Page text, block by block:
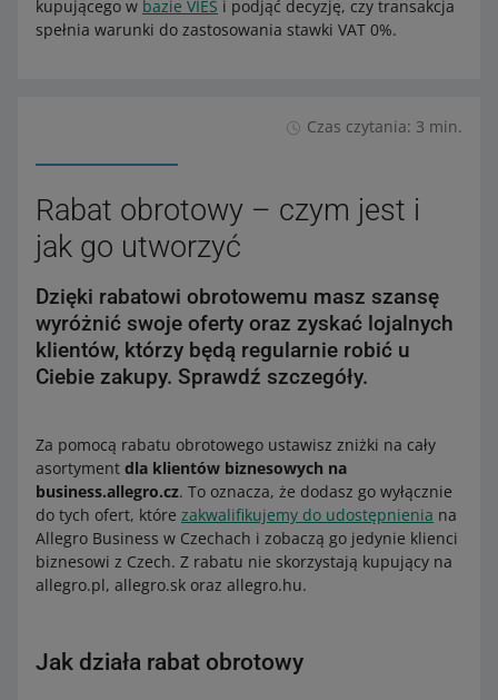
kupującego w bazie VIES i podjąć decyzję, czy transakcja
spełnia warunki do zastosowania stawki VAT 0%.
Czas czytania: 3 min.
Rabat obrotowy – czym jest i
jak go utworzyć
Dzięki rabatowi obrotowemu masz szansę
wyróżnić swoje oferty oraz zyskać lojalnych
klientów, którzy będą regularnie robić u
Ciebie zakupy. Sprawdź szczegóły.
Za pomocą rabatu obrotowego ustawisz zniżki na cały
asortyment dla klientów biznesowych na
business.allegro.cz. To oznacza, że dodasz go wyłącznie
do tych ofert, które zakwalifikujemy do udostępnienia na
Allegro Business w Czechach i zobaczą go jedynie klienci
biznesowi z Czech. Z rabatu nie skorzystają kupujący na
allegro.pl, allegro.sk oraz allegro.hu.
Jak działa rabat obrotowy